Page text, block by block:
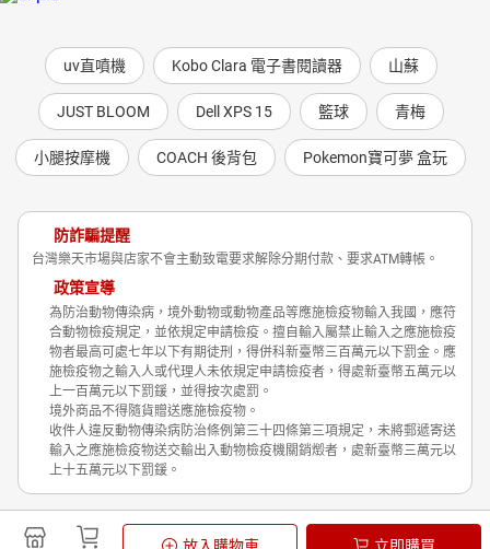
放入購物車 立即購買
uv直噴機 Kobo Clara 電子書閱讀器 山蘇
JUST BLOOM Dell XPS 15 籃球 青梅
小腿按摩機 COACH 後背包 Pokemon寶可夢 盒玩
防詐騙提醒
台灣樂天市場與店家不會主動致電要求解除分期付款、要求ATM轉帳。
政策宣導
為防治動物傳染病，境外動物或動物產品等應施檢疫物輸入我國，應符
合動物檢疫規定，並依規定申請檢疫。擅自輸入屬禁止輸入之應施檢疫
物者最高可處七年以下有期徒刑，得併科新臺幣三百萬元以下罰金。應
施檢疫物之輸入人或代理人未依規定申請檢疫者，得處新臺幣五萬元以
上一百萬元以下罰鍰，並得按次處罰。
境外商品不得隨貨贈送應施檢疫物。
收件人違反動物傳染病防治條例第三十四條第三項規定，未將郵遞寄送
輸入之應施檢疫物送交輸出入動物檢疫機關銷燬者，處新臺幣三萬元以
上十五萬元以下罰鍰。
Shopping is Entertainment!